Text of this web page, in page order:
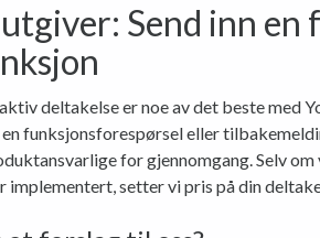
Send inn en
deltakelse er noe av det beste med
en funksjonsforespørsel eller
for gjennomgang. Selv
implementert, setter vi pris på din